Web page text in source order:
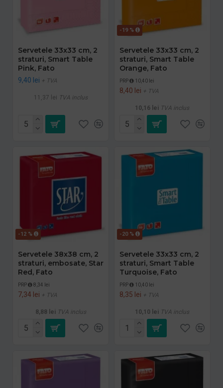
Servetele 33x33 cm, 2
straturi, Smart Table
Pink, Fato
9,40 lei + TVA
11,37 lei TVA inclus
-19 %
Servetele 33x33 cm, 2
straturi, Smart Table
Orange, Fato
PRP 10,40 lei
8,40 lei + TVA
10,16 lei TVA inclus
-12 %
Servetele 38x38 cm, 2
straturi, embosate, Star
Red, Fato
PRP 8,34 lei
7,34 lei + TVA
8,88 lei TVA inclus
-20 %
Servetele 33x33 cm, 2
straturi, Smart Table
Turquoise, Fato
PRP 10,40 lei
8,35 lei + TVA
10,10 lei TVA inclus